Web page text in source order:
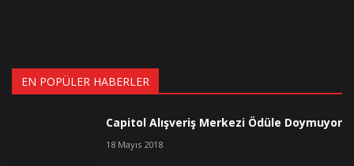
EN POPÜLER HABERLER
Capitol Alışveriş Merkezi Ödüle Doymuyor
18 Mayıs 2018